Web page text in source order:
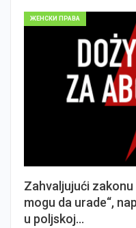
ЖЕНСКИ ПРАВА
Zahvaljujući
mogu da urade“,
u poljskoj…